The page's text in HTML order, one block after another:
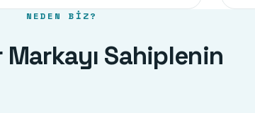
NEDEN BIZ?
Markayı Sahiplenin